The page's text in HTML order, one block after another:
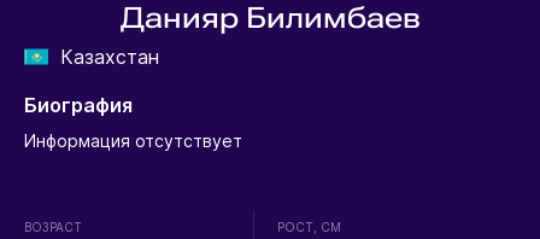
Данияр Билимбаев
Казахстан
Биография
Информация отсутствует
ВОЗРАСТ РОСТ, СМ